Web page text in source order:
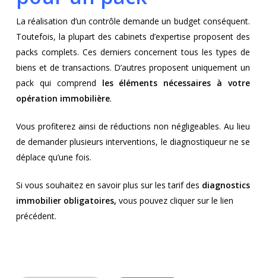
La réalisation d’un contrôle demande un budget conséquent.
Toutefois, la plupart des cabinets d’expertise proposent des
packs complets. Ces derniers concernent tous les types de
biens et de transactions. D’autres proposent uniquement un
pack qui comprend les éléments nécessaires à votre
opération immobilière.
Vous profiterez ainsi de réductions non négligeables. Au lieu
de demander plusieurs interventions, le diagnostiqueur ne se
déplace qu’une fois.
Si vous souhaitez en savoir plus sur les tarif des diagnostics
immobilier obligatoires, vous pouvez cliquer sur le lien
précédent.